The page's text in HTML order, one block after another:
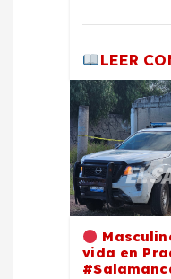
LEER
vida en